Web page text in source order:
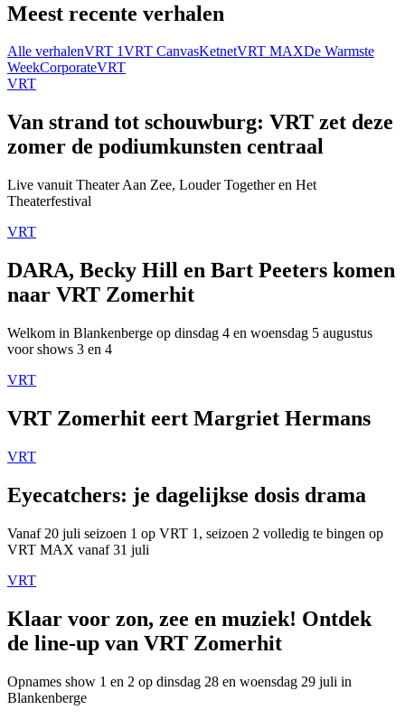
Meest recente verhalen
Alle verhalenVRT 1VRT CanvasKetnetVRT MAXDe Warmste
WeekCorporateVRT
VRT
Van strand tot schouwburg: VRT zet deze
zomer de podiumkunsten centraal
Live vanuit Theater Aan Zee, Louder Together en Het
Theaterfestival
VRT
DARA, Becky Hill en Bart Peeters komen
naar VRT Zomerhit
Welkom in Blankenberge op dinsdag 4 en woensdag 5 augustus
voor shows 3 en 4
VRT
VRT Zomerhit eert Margriet Hermans
VRT
Eyecatchers: je dagelijkse dosis drama
Vanaf 20 juli seizoen 1 op VRT 1, seizoen 2 volledig te bingen op
VRT MAX vanaf 31 juli
VRT
Klaar voor zon, zee en muziek! Ontdek
de line-up van VRT Zomerhit
Opnames show 1 en 2 op dinsdag 28 en woensdag 29 juli in
Blankenberge